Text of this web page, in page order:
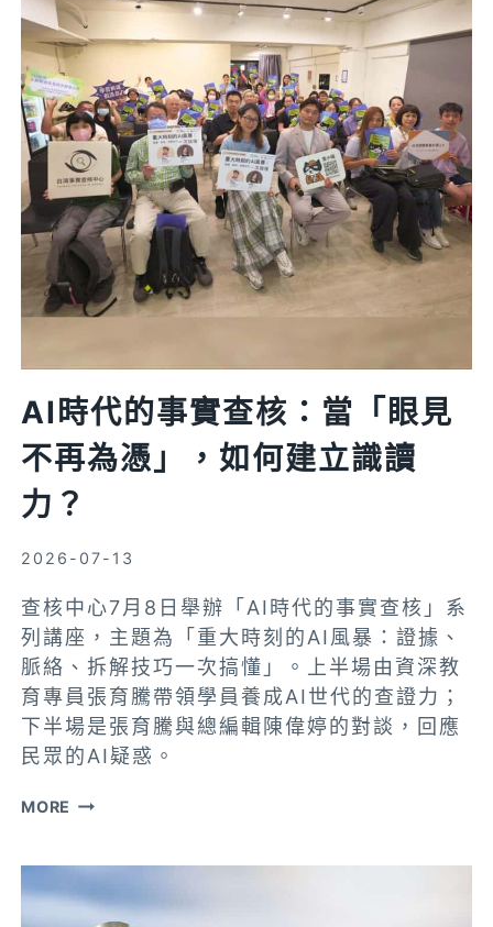
查
核
獎】
查
核
中
心
「AI
假
師
報
導」
入
影
力
大
獎
AI時代的事實查核：當「眼見
不再為憑」，如何建立識讀
力？
2026-07-13
查核中心7月8日舉辦「AI時代的事實查核」系
列講座，主題為「重大時刻的AI風暴：證據、
脈絡、拆解技巧一次搞懂」。上半場由資深教
育專員張育騰帶領學員養成AI世代的查證力；
下半場是張育騰與總編輯陳偉婷的對談，回應
民眾的AI疑惑。
MORE AI
代
的